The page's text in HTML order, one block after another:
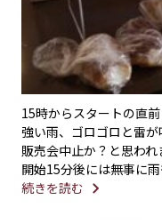
15時からスタートの直前
強い雨、ゴロゴロと雷が
販売会中止か？ と思われ
開始15分後には無事に
続きを読む